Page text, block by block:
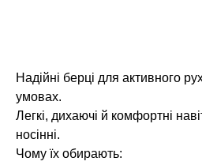
Надійні берці для активного
умовах.
Легкі, дихаючі й комфортні
носінні.
Чому їх обирають: